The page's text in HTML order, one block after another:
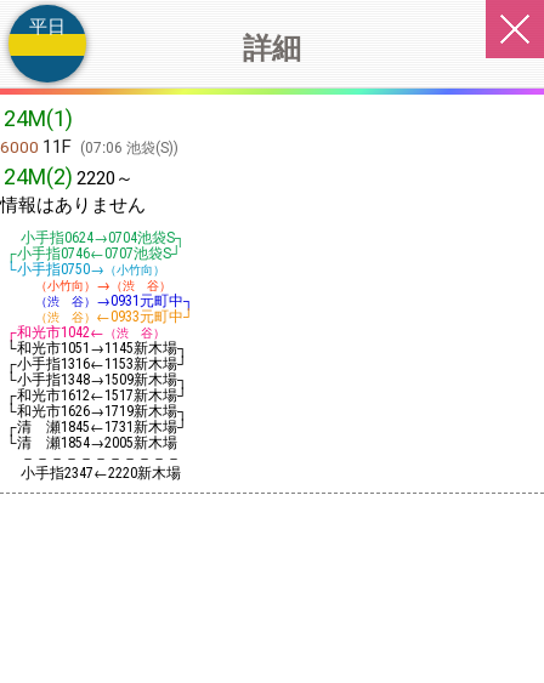
詳細
平日
24M(1)
6000 11F 07:06 池袋(S)
24M(2)2220～
情報はありません
小手指0624→0704池袋S┐
┌小手指0746←0707池袋S┘
└小手指0750→ （小竹向）
（小竹向） → （渋 谷）
（渋 谷） →0931元町中┐
（渋 谷） ←0933元町中┘
┌和光市1042← （渋 谷）
└和光市1051 →1145新木場┐
┌小手指1316←1153新木場┘
└小手指1348→1509新木場┐
┌和光市1612←1517新木場┘
└和光市1626→1719新木場┐
┌清 瀬1845←1731新木場┘
└清 瀬1854→2005新木場
－－－－－－－－－－－
小手指2347←2220新木場